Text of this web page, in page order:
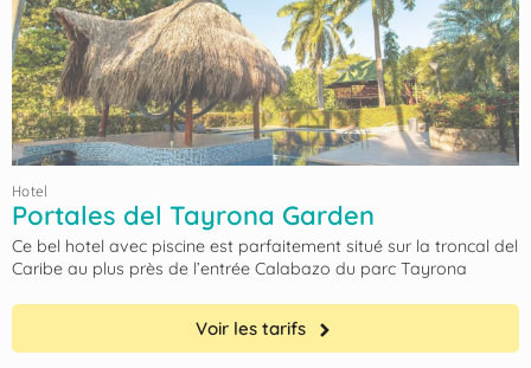
Hotel
Portales del Tayrona Garden
Ce bel hotel avec piscine est parfaitement situé sur la troncal del
Caribe au plus près de l’entrée Calabazo du parc Tayrona
Voir les tarifs